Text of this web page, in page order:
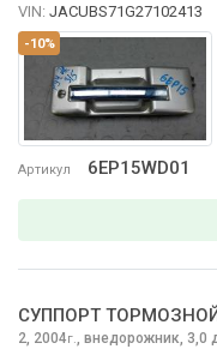
-10%
Артикул 6EP15WD01
VIN: JACUBS71G27102413
СУППОРТ
2, 2004г., внедорожник, 3,0